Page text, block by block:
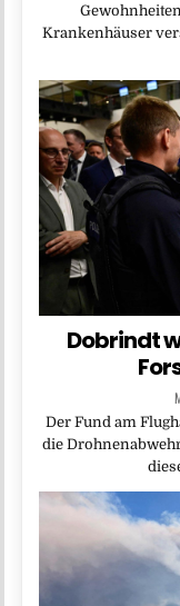
Krankenhäuser
Dobrindt
Der Fund am
die